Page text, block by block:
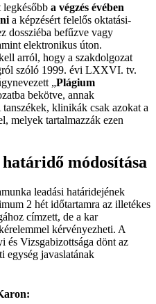
legkésőbb a végzés évében
a képzésért felelős oktatási-
dossziéba befűzve vagy
elektronikus úton.
arról, hogy a szakdolgozat
szóló 1999. évi LXXVI. tv.
„Plágium
bekötve, annak
klinikák csak azokat a
melyek tartalmazzák ezen
módosítása
leadási határidejének
2 hét időtartamra az illetékes
címzett, de a kar
kérvényezheti. A
és Vizsgabizottsága dönt az
egység javaslatának